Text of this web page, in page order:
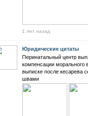
1 лет назад
Юридические цитаты
Перинатальный центр
компенсации морального
выписке после кесарева
швами